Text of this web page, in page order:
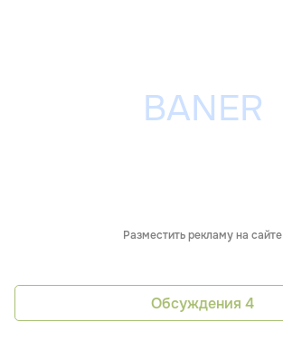
Разместить рекламу на сайте
Обсуждения 4